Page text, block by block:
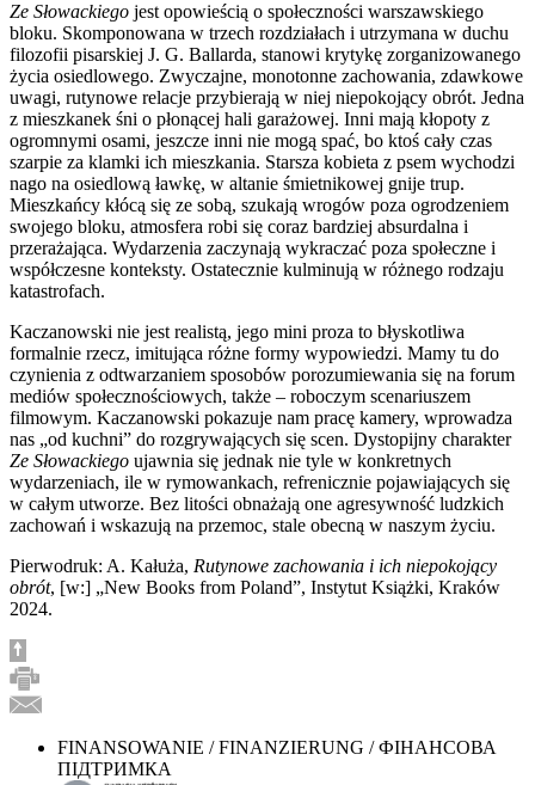
Ze Słowackiego jest opowieścią o społeczności warszawskiego
bloku. Skomponowana w trzech rozdziałach i utrzymana w duchu
filozofii pisarskiej J. G. Ballarda, stanowi krytykę zorganizowanego
życia osiedlowego. Zwyczajne, monotonne zachowania, zdawkowe
uwagi, rutynowe relacje przybierają w niej niepokojący obrót. Jedna
z mieszkanek śni o płonącej hali garażowej. Inni mają kłopoty z
ogromnymi osami, jeszcze inni nie mogą spać, bo ktoś cały czas
szarpie za klamki ich mieszkania. Starsza kobieta z psem wychodzi
nago na osiedlową ławkę, w altanie śmietnikowej gnije trup.
Mieszkańcy kłócą się ze sobą, szukają wrogów poza ogrodzeniem
swojego bloku, atmosfera robi się coraz bardziej absurdalna i
przerażająca. Wydarzenia zaczynają wykraczać poza społeczne i
współczesne konteksty. Ostatecznie kulminują w różnego rodzaju
katastrofach.
Kaczanowski nie jest realistą, jego mini proza to błyskotliwa
formalnie rzecz, imitująca różne formy wypowiedzi. Mamy tu do
czynienia z odtwarzaniem sposobów porozumiewania się na forum
mediów społecznościowych, także – roboczym scenariuszem
filmowym. Kaczanowski pokazuje nam pracę kamery, wprowadza
nas „od kuchni” do rozgrywających się scen. Dystopijny charakter
Ze Słowackiego ujawnia się jednak nie tyle w konkretnych
wydarzeniach, ile w rymowankach, refrenicznie pojawiających się
w całym utworze. Bez litości obnażają one agresywność ludzkich
zachowań i wskazują na przemoc, stale obecną w naszym życiu.
Pierwodruk: A. Kałuża, Rutynowe zachowania i ich niepokojący
obrót, [w:] „New Books from Poland”, Instytut Książki, Kraków
2024.
FINANSOWANIE / FINANZIERUNG / ФІНАНСОВА
ПІДТРИМКА